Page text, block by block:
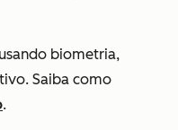
biometria,
Saiba como
.